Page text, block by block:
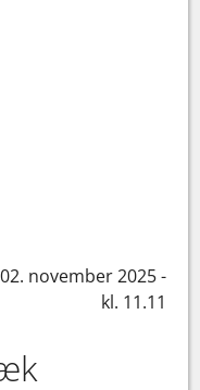
02. november 2025 -
kl. 11.11